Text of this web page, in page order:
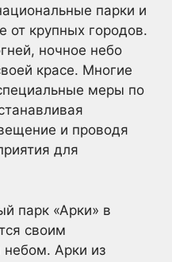
парки и
от крупных городов.
ночное небо
красе. Многие
меры по
и проводя
для
парк «Арки» в
своим
Арки из